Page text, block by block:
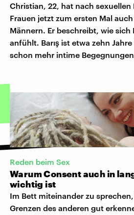
Christian, 22, hat nach
Frauen jetzt zum ersten Mal
Männern. Er beschreibt, wie
anfühlt. Barış ist etwa zehn
schon mehr intime
Reden beim Sex
Warum Consent auch in
wichtig ist
Im Bett miteinander zu
Grenzen des anderen gut